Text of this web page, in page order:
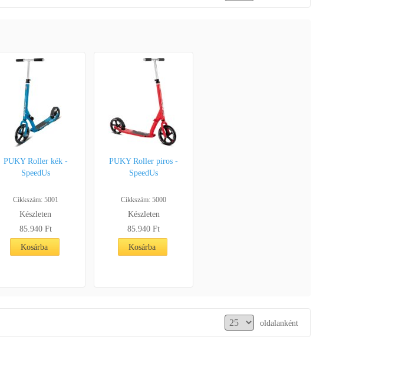
PUKY Roller kék -
SpeedUs
Cikkszám: 5001
Készleten
85.940 Ft
Kosárba
PUKY Roller piros -
SpeedUs
Cikkszám: 5000
Készleten
85.940 Ft
Kosárba
oldalanként